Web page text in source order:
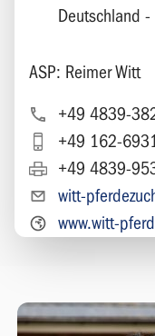
Deutschland
ASP: Reimer Witt
+49 4839-
+49 162-
+49 4839-
witt-
www.witt-